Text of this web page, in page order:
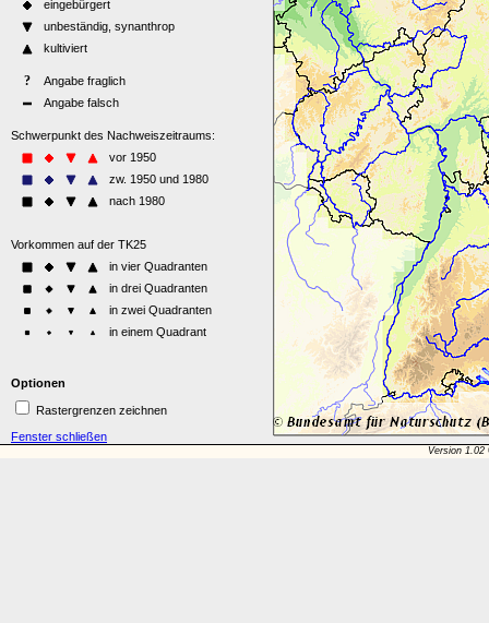
Optionen
Rastergrenzen zeichnen
Fenster schließen
Version